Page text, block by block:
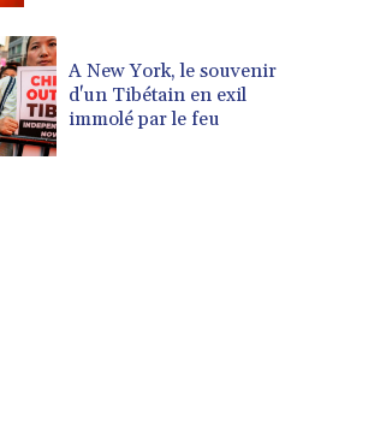
A New York, le souvenir
d'un Tibétain en exil
immolé par le feu